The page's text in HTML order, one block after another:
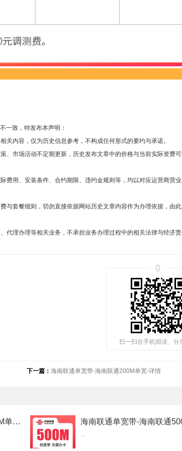
一致，特发布本声明：
关内容，仅为历史信息参考，不构成任何形式的要约与承诺。
、市场活动不定期更新，历史发布文章中的价格与当前实际资费
费用、安装条件、合约期限、违约金规则等，均以对应运营商营
与套餐细则，切勿直接依据网站历史文章内容作为办理依据，由
代理办理等相关业务，不承担业务办理过程中的相关法律与经济责
扫一扫在手机阅读、分
下一篇： 海南联通单宽带-海南联通200M单宽-详情
海南联通单宽带-海南联通200M单宽-详情
...